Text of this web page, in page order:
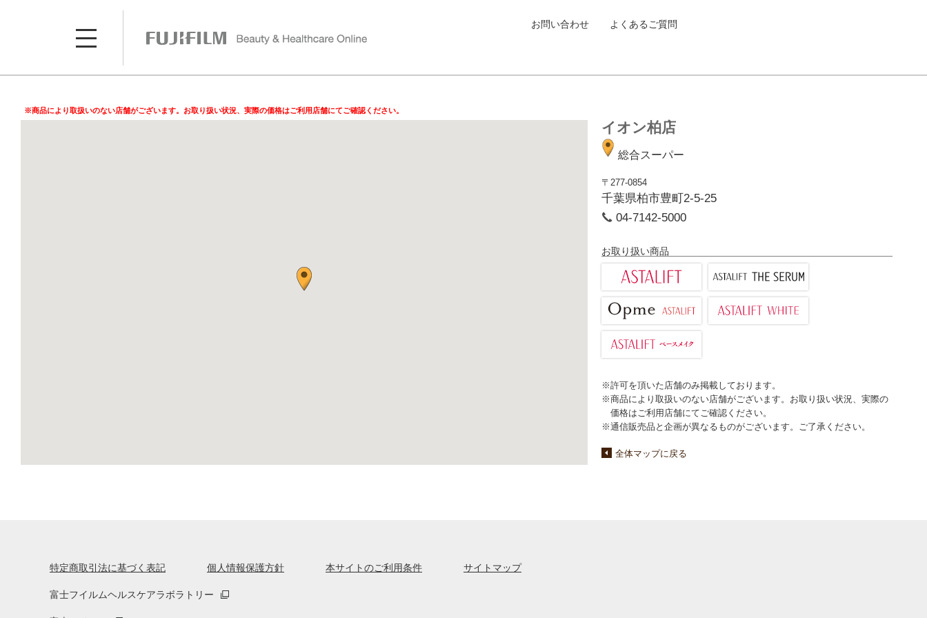
お問い合わせ よくあるご質問
※商品により取扱いのない店舗がございます。お取り扱い状況、実際の価格はご利用店舗にてご確認ください。
イオン柏店
総合スーパー
〒277-0854
千葉県柏市豊町2-5-25
04-7142-5000
お取り扱い商品
※許可を頂いた店舗のみ掲載しております。
※商品により取扱いのない店舗がございます。お取り扱い状況、実際の
価格はご利用店舗にてご確認ください。
※通信販売品と企画が異なるものがございます。ご了承ください。
全体マップに戻る
特定商取引法に基づく表記 個人情報保護方針 本サイトのご利用条件 サイトマップ
富士フイルムヘルスケアラボラトリー